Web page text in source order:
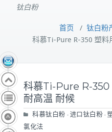
钛白粉
首页 / 钛白粉
科慕Ti-Pure R-350 塑
科慕Ti-Pure R-350
耐高温 耐候
科慕钛白粉 - 进口钛白粉 -
氯化法